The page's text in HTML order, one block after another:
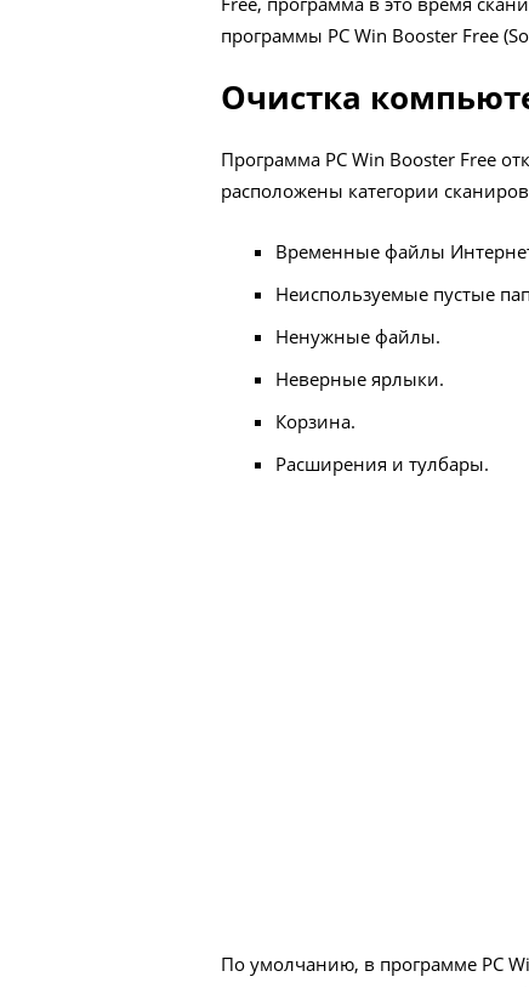
программы PC Win Booster Free
Очистка
Программа PC Win Booster Free
расположены категории
Временные файлы
Неиспользуемые пустые
Ненужные файлы.
Неверные ярлыки.
Корзина.
Расширения и тулбары.
По умолчанию, в программе PC